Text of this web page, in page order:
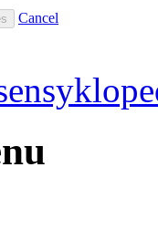
Cancel